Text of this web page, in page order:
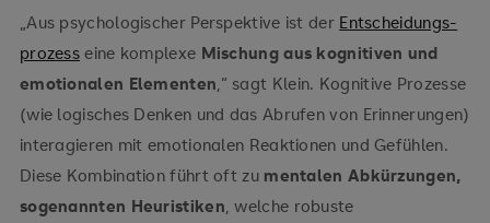
„Aus psychologischer Perspektive ist der Entscheidungs­
prozess eine komplexe Mischung aus kognitiven und
emotionalen Elementen ,“ sagt Klein. Kognitive Prozesse
(wie logisches Denken und das Abrufen von Erinnerungen)
interagieren mit emotionalen Reaktionen und Gefühlen.
Diese Kombination führt oft zu mentalen Abkürzungen,
sogenannten Heuristiken , welche robuste